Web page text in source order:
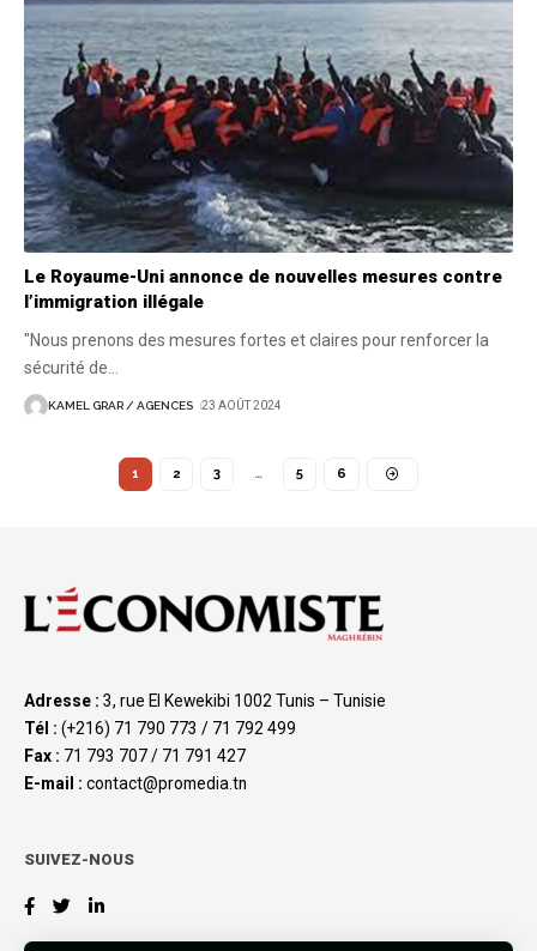
Le Royaume-Uni annonce de nouvelles mesures contre
l’immigration illégale
"Nous prenons des mesures fortes et claires pour renforcer la
sécurité de
KAMEL GRAR / AGENCES 23 AOÛT 2024
1 2 3 … 5 6
Adresse : 3, rue El Kewekibi 1002 Tunis – Tunisie
Tél : (+216) 71 790 773 / 71 792 499
Fax : 71 793 707 / 71 791 427
E-mail : contact@promedia.tn
SUIVEZ-NOUS